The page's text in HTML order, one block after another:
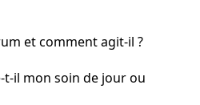
et comment agit-il ?
t-il mon soin de jour ou